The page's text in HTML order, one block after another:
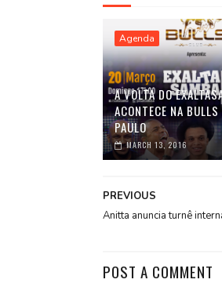
Agenda
A VOLTA DO
ACONTECE NA
PAULO
MARCH 13, 2016
PREVIOUS
Anitta anuncia turnê
POST A COMMENT